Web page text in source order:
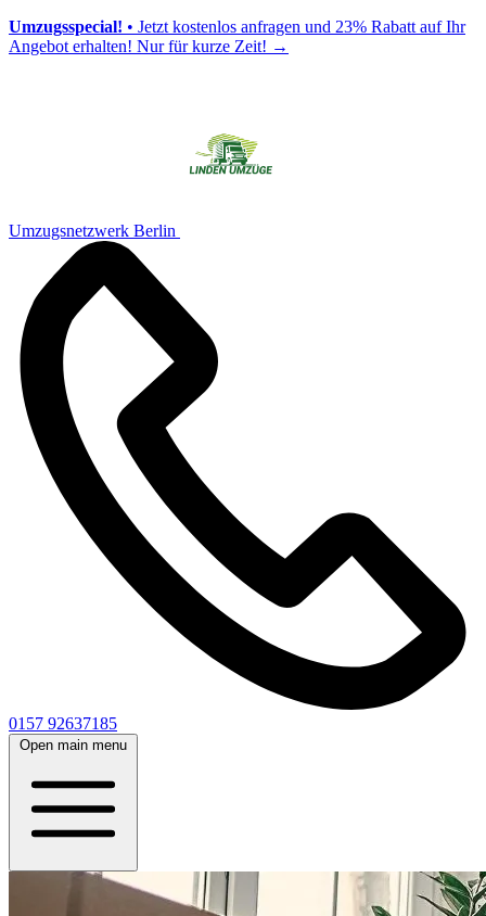
Umzugsspecial! • Jetzt kostenlos anfragen und 23% Rabatt auf Ihr
Angebot erhalten! Nur für kurze Zeit! →
Umzugsnetzwerk Berlin
0157 92637185
Open main menu